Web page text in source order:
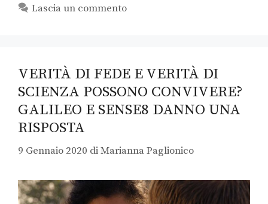
Lascia un commento
VERITÀ DI FEDE E VERITÀ DI
SCIENZA POSSONO CONVIVERE?
GALILEO E SENSE8 DANNO UNA
RISPOSTA
9 Gennaio 2020 diMarianna Paglionico